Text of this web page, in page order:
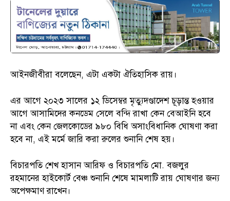
আইনজীবীরা বলেছেন, এটা একটা ঐতিহাসিক রায়।
এর আগে ২০২৩ সালের ১২ ডিসেম্বর মৃত্যুদণ্ডাদেশ চূড়ান্ত হওয়ার
আগে আসামিদের কনডেম সেলে বন্দি রাখা কেন বেআইনি হবে
না এবং কেন জেলকোডের ৯৮০ বিধি অসাংবিধানিক ঘোষণা করা
হবে না, এই মর্মে জারি করা রুলের শুনানি শেষ হয়।
বিচারপতি শেখ হাসান আরিফ ও বিচারপতি মো. বজলুর
রহমানের হাইকোর্ট বেঞ্চ শুনানি শেষে মামলাটি রায় ঘোষণার জন্য
অপেক্ষমাণ রাখেন।